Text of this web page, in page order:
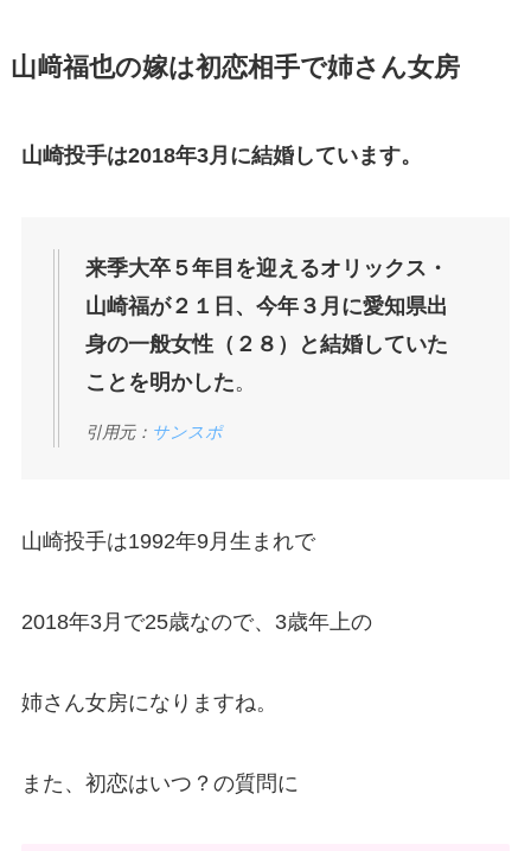
山﨑福也の嫁は初恋相手で姉さん女房
山崎投手は2018年3月に結婚しています。
来季大卒５年目を迎えるオリックス・
山崎福が２１日、今年３月に愛知県出
身の一般女性（２８）と結婚していた
ことを明かした。
引用元： サンスポ
山崎投手は1992年9月生まれで
2018年3月で25歳なので、3歳年上の
姉さん女房になりますね。
また、初恋はいつ？の質問に